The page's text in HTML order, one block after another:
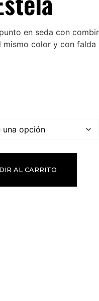
en seda con
mismo color y con falda
AL CARRITO